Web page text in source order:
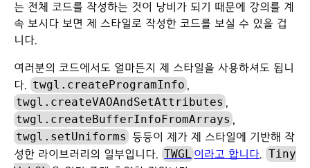
는 전체 코드를 작성하는 것이 낭비가 되기 때문에 강의를 계
속 보시다 보면 제 스타일로 작성한 코드를 보실 수 있을 겁
니다.
여러분의 코드에서도 얼마든지 제 스타일을 사용하셔도 됩니
다. twgl.createProgramInfo ,
twgl.createVAOAndSetAttributes ,
twgl.createBufferInfoFromArrays ,
twgl.setUniforms 등등이 제가 제 스타일에 기반해 작
성한 라이브러리의 일부입니다. TWGL 이라고 합니다. Tiny